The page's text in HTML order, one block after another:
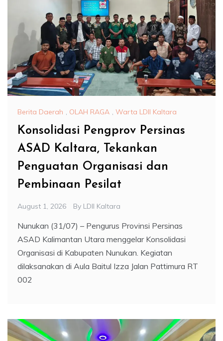
Berita Daerah , OLAH RAGA , Warta LDII Kaltara
Konsolidasi Pengprov Persinas
ASAD Kaltara, Tekankan
Penguatan Organisasi dan
Pembinaan Pesilat
August 1, 2026 By LDII Kaltara
Nunukan (31/07) – Pengurus Provinsi Persinas
ASAD Kalimantan Utara menggelar Konsolidasi
Organisasi di Kabupaten Nunukan. Kegiatan
dilaksanakan di Aula Baitul Izza Jalan Pattimura RT
002